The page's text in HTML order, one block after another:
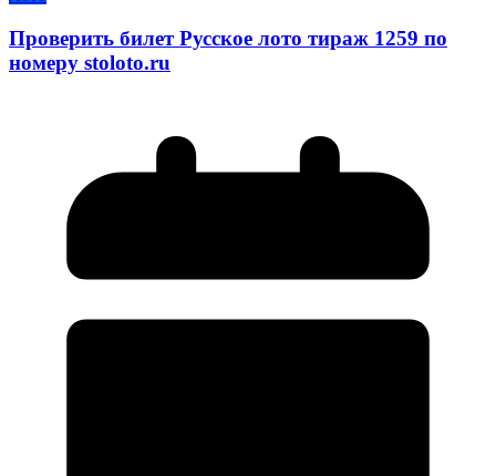
Проверить билет Русское лото тираж 1259 по
номеру stoloto.ru